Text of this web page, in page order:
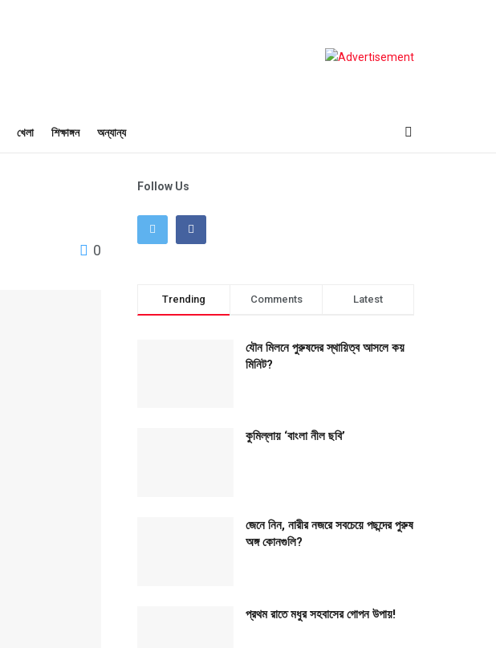
খেলা শিক্ষাঙ্গন অন্যান্য
0
Follow Us
Trending Comments Latest
যৌন মিলনে পুরুষদের স্থায়িত্ব আসলে কয়
মিনিট?
কুমিল্লায় ‘বাংলা নীল ছবি’
জেনে নিন, নারীর নজরে সবচেয়ে পছন্দের পুরুষ
অঙ্গ কোনগুলি?
প্রথম রাতে মধুর সহবাসের গোপন উপায়!